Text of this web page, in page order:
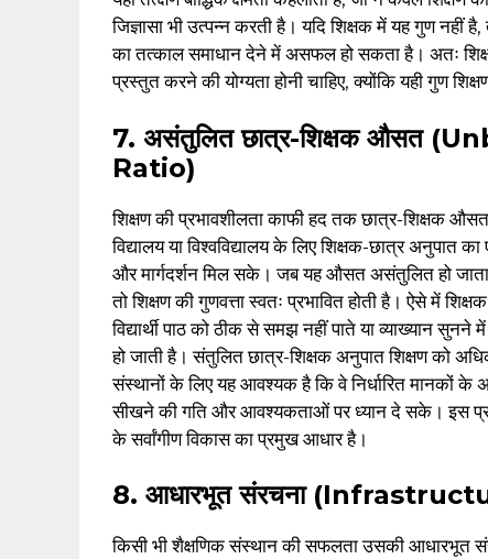
जिज्ञासा भी उत्पन्न करती है। यदि शिक्षक में यह गुण नहीं
का तत्काल समाधान देने में असफल हो सकता है। अतः
प्रस्तुत करने की योग्यता होनी चाहिए, क्योंकि यही गुण
7. असंतुलित छात्र-शिक्षक औसत
Ratio)
शिक्षण की प्रभावशीलता काफी हद तक छात्र-
विद्यालय या विश्वविद्यालय के लिए शिक्षक-छात्र अनुपात का
और मार्गदर्शन मिल सके। जब यह औसत असंतुलित हो
तो शिक्षण की गुणवत्ता स्वतः प्रभावित होती है। ऐसे में
विद्यार्थी पाठ को ठीक से समझ नहीं पाते या व्याख्यान
हो जाती है। संतुलित छात्र-शिक्षक अनुपात शिक्षण को
संस्थानों के लिए यह आवश्यक है कि वे निर्धारित मानकों के
सीखने की गति और आवश्यकताओं पर ध्यान दे सके। इस
के सर्वांगीण विकास का प्रमुख आधार है।
8. आधारभूत संरचना
किसी भी शैक्षणिक संस्थान की सफलता उसकी आधारभूत